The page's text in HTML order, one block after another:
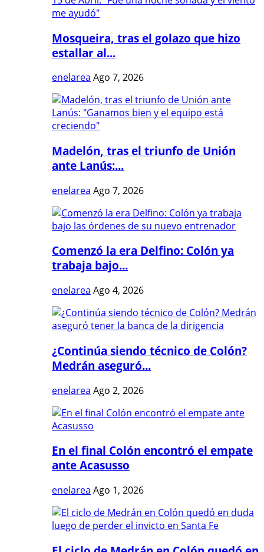
Mosqueira, tras el golazo que hizo
estallar al...
enelarea Ago 7, 2026
Madelón, tras el triunfo de Unión
ante Lanús:...
enelarea Ago 7, 2026
Comenzó la era Delfino: Colón ya
trabaja bajo...
enelarea Ago 4, 2026
¿Continúa siendo técnico de Colón?
Medrán aseguró...
enelarea Ago 2, 2026
En el final Colón encontró el empate
ante Acasusso
enelarea Ago 1, 2026